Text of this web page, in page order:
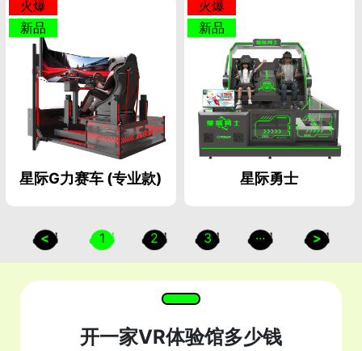
火爆
新品
星际G力赛车 (专业款)
火爆
新品
星际勇士
< 1 2 3 ··· >
开一家VR体验馆多少钱